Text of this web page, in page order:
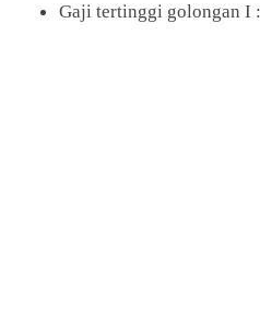
Gaji tertinggi golongan I